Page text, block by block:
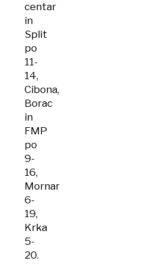
centar
in
Split
po
11-
14,
Cibona,
Borac
in
FMP
po
9-
16,
Mornar
6-
19,
Krka
5-
20.